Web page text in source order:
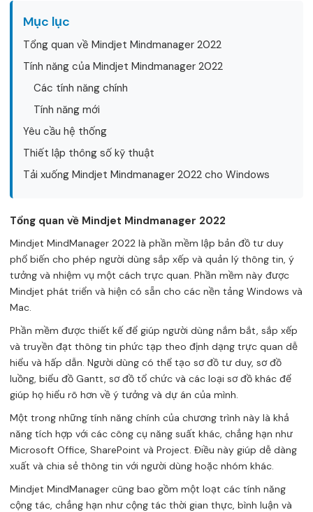
Mục lục
Tổng quan về Mindjet Mindmanager 2022
Tính năng của Mindjet Mindmanager 2022
Các tính năng chính
Tính năng mới
Yêu cầu hệ thống
Thiết lập thông số kỹ thuật
Tải xuống Mindjet Mindmanager 2022 cho Windows
Tổng quan về Mindjet Mindmanager 2022
Mindjet MindManager 2022 là phần mềm lập bản đồ tư duy
phổ biến cho phép người dùng sắp xếp và quản lý thông tin, ý
tưởng và nhiệm vụ một cách trực quan. Phần mềm này được
Mindjet phát triển và hiện có sẵn cho các nền tảng Windows và
Mac.
Phần mềm được thiết kế để giúp người dùng nắm bắt, sắp xếp
và truyền đạt thông tin phức tạp theo định dạng trực quan dễ
hiểu và hấp dẫn. Người dùng có thể tạo sơ đồ tư duy, sơ đồ
luồng, biểu đồ Gantt, sơ đồ tổ chức và các loại sơ đồ khác để
giúp họ hiểu rõ hơn về ý tưởng và dự án của mình.
Một trong những tính năng chính của chương trình này là khả
năng tích hợp với các công cụ năng suất khác, chẳng hạn như
Microsoft Office, SharePoint và Project. Điều này giúp dễ dàng
xuất và chia sẻ thông tin với người dùng hoặc nhóm khác.
Mindjet MindManager cũng bao gồm một loạt các tính năng
cộng tác, chẳng hạn như cộng tác thời gian thực, bình luận và